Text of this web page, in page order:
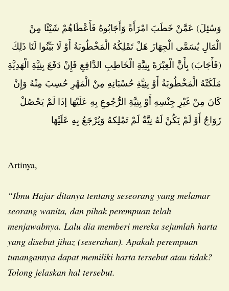
وَسُئِلَ) عَمَّنْ خَطَبَ امْرَأَةً وَأَجَابُوهُ فَأَعْطَاهُمْ شَيْئًا مِنْ
الْمَالِ يُسَمَّى الْجِهَازَ هَلْ تَمْلِكُهُ الْمَخْطُوبَةُ أَوْ لَا بَيِّنُوا لَنَا ذَلِكَ
(فَأَجَابَ) بِأَنَّ الْعِبْرَةَ بِنِيَّةِ الْخَاطِبِ الدَّافِعِ فَإِنْ دَفَعَ بِنِيَّةِ الْهَدِيَّةِ
مَلَكَتْهُ الْمَخْطُوبَةُ أَوْ بِنِيَّةِ حُسْبَانِهِ مِنْ الْمَهْرِ حُسِبَ مِنْهُ وَإِنْ
كَانَ مِنْ غَيْرِ جِنْسِهِ أَوْ بِنِيَّةِ الرُّجُوعِ بِهِ عَلَيْهَا إذَا لَمْ يَحْصُلْ
زَوَاجٌ أَوْ لَمْ يَكُنْ لَهُ نِيَّةٌ لَمْ تَمْلِكهُ وَيُرْجَعُ بِهِ عَلَيْهَا
Artinya,
“Ibnu Hajar ditanya tentang seseorang yang melamar
seorang wanita, dan pihak perempuan telah
menjawabnya. Lalu dia memberi mereka sejumlah harta
yang disebut jihaz (seserahan). Apakah perempuan
tunangannya dapat memiliki harta tersebut atau tidak?
Tolong jelaskan hal tersebut.